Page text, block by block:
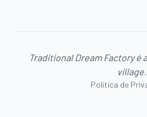
Traditional Dream Factory é
village.
Política de